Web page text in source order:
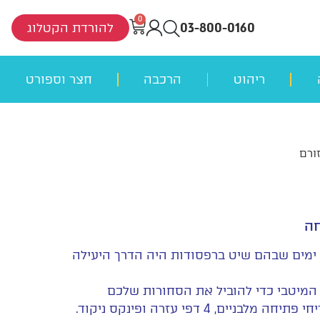
03-800-0160
0
להורדת הקטלוג
ריהוט הרכבה חצר וספורט
שבהם שיט ברפסודות היה הדרך היעילה
כדי להוביל את הסחורות שלכם